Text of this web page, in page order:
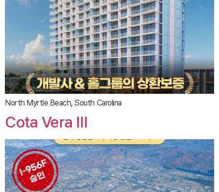
North Myrtle Beach, South Carolina
Cota Vera Ⅲ